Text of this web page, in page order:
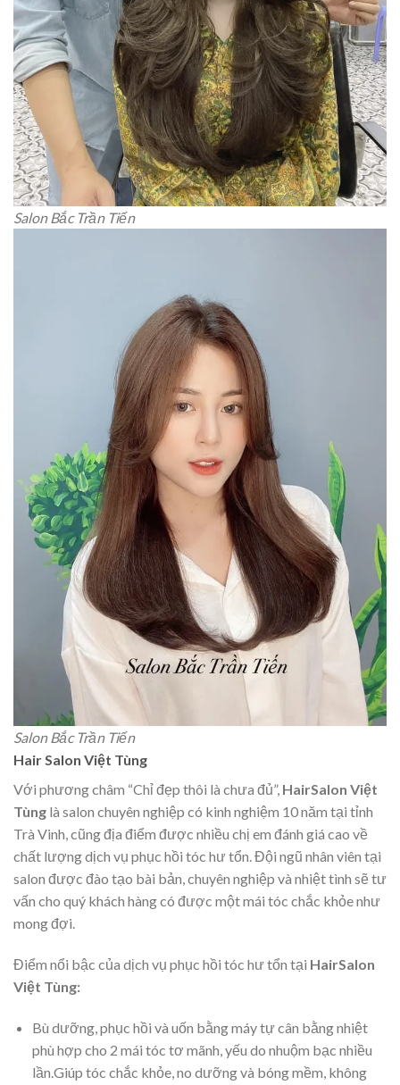
Salon Bắc Trần Tiến
Salon Bắc Trần Tiến
Hair Salon Việt Tùng
Với phương châm “Chỉ đẹp thôi là chưa đủ”, HairSalon Việt
Tùng là salon chuyên nghiệp có kinh nghiệm 10 năm tại tỉnh
Trà Vinh, cũng địa điểm được nhiều chị em đánh giá cao về
chất lượng dịch vụ phục hồi tóc hư tổn. Đội ngũ nhân viên tại
salon được đào tạo bài bản, chuyên nghiệp và nhiệt tình sẽ tư
vấn cho quý khách hàng có được một mái tóc chắc khỏe như
mong đợi.
Điểm nổi bậc của dịch vụ phục hồi tóc hư tổn tại HairSalon
Việt Tùng:
Bù dưỡng, phục hồi và uốn bằng máy tự cân bằng nhiệt
phù hợp cho 2 mái tóc tơ mãnh, yếu do nhuộm bạc nhiều
lần.Giúp tóc chắc khỏe, no dưỡng và bóng mềm, không